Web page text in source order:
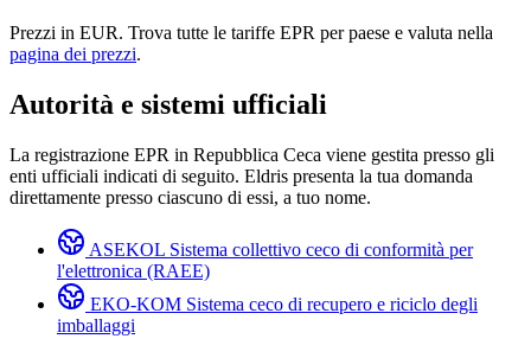
Prezzi in EUR. Trova tutte le tariffe EPR per paese e valuta nella
pagina dei prezzi.
Autorità e sistemi ufficiali
La registrazione EPR in Repubblica Ceca viene gestita presso gli
enti ufficiali indicati di seguito. Eldris presenta la tua domanda
direttamente presso ciascuno di essi, a tuo nome.
ASEKOL Sistema collettivo ceco di conformità per
l'elettronica (RAEE)
EKO-KOM Sistema ceco di recupero e riciclo degli
imballaggi